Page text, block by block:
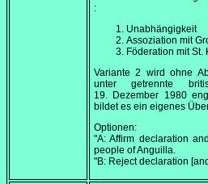
:
Unabhängigkeit
Assoziation mit
Föderation mit St.
Variante 2 wird ohne
unter getrennte
19. Dezember 1980
bildet es ein eigenes
Optionen:
"A: Affirm declaration
people of Anguilla.
"B: Reject declaration